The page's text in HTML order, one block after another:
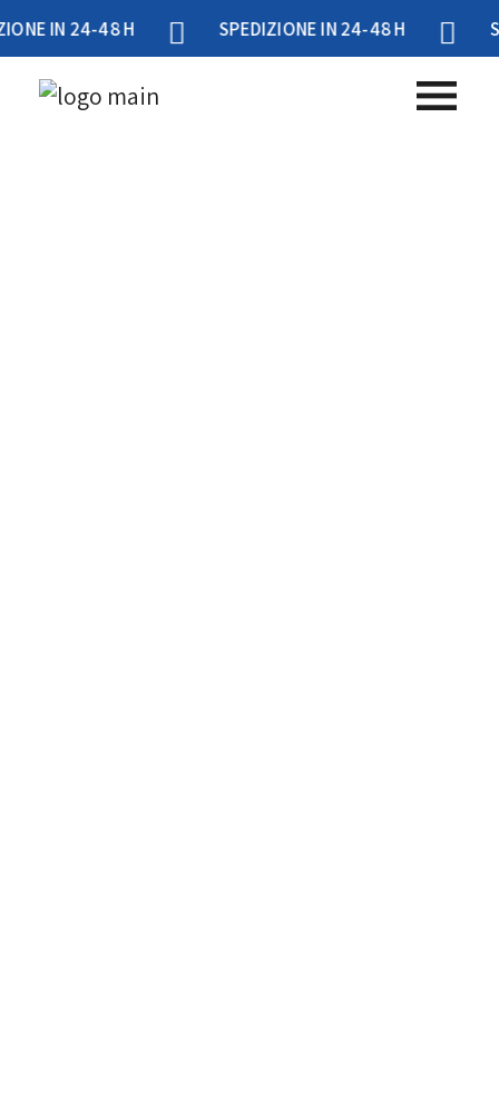
24-48 H SPEDIZIONE IN 24-48 H